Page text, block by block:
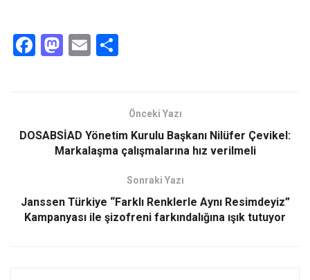
F
o
M
d
o
E
Önceki Yazı
DOSABSİAD Yönetim Kurulu Başkanı Nilüfer Çevikel:
Markalaşma çalışmalarına hız verilmeli
Sonraki Yazı
Janssen Türkiye “Farklı Renklerle Aynı Resimdeyiz”
Kampanyası ile şizofreni farkındalığına ışık tutuyor